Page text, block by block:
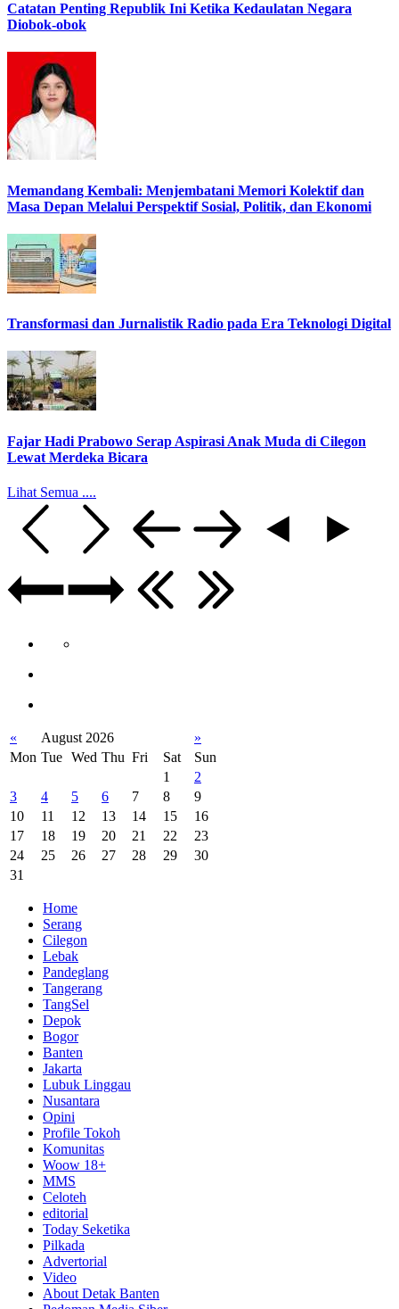
Catatan Penting Republik Ini Ketika Kedaulatan Negara
Diobok-obok
Memandang Kembali: Menjembatani Memori Kolektif dan
Masa Depan Melalui Perspektif Sosial, Politik, dan Ekonomi
Transformasi dan Jurnalistik Radio pada Era Teknologi Digital
Fajar Hadi Prabowo Serap Aspirasi Anak Muda di Cilegon
Lewat Merdeka Bicara
Lihat Semua ....
« August 2026
»
Mon Tue Wed Thu Fri Sat
Sun
1
2
3
4 5 6 7 8
9
10
11 12 13 14 15
16
17
18 19 20 21 22
23
24
25 26 27 28 29
30
31
Home
Serang
Cilegon
Lebak
Pandeglang
Tangerang
TangSel
Depok
Bogor
Banten
Jakarta
Lubuk Linggau
Nusantara
Opini
Profile Tokoh
Komunitas
Woow 18+
MMS
Celoteh
editorial
Today Seketika
Pilkada
Advertorial
Video
About Detak Banten